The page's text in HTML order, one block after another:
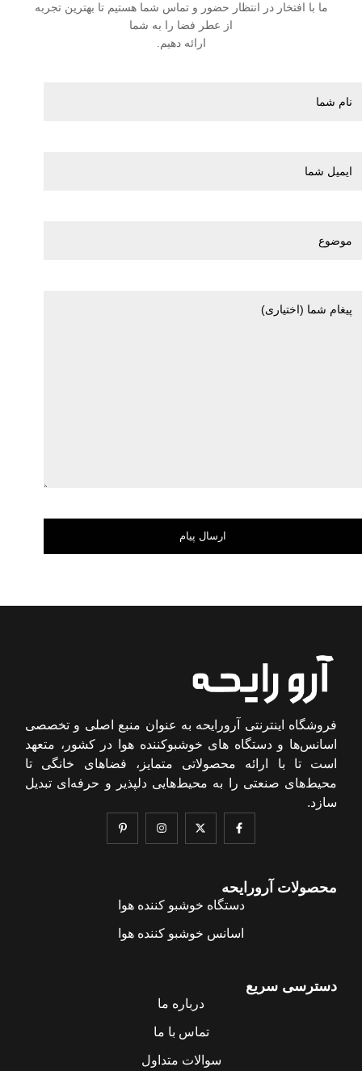
ما با افتخار در انتظار حضور و تماس شما هستیم تا بهترین تجربه
از عطر فضا را به شما
ارائه دهیم.
فروشگاه اینترنتی آرورایحه به عنوان منبع اصلی و تخصصی
اسانس‌ها و دستگاه های خوشبوکننده هوا در کشور، متعهد
است تا با ارائه محصولاتی متمایز، فضاهای خانگی تا
محیط‌های صنعتی را به محیط‌هایی دلپذیر و حرفه‌ای تبدیل
سازد.
محصولات آرورایحه
دستگاه خوشبو کننده هوا
اسانس خوشبو کننده هوا
دسترسی سریع
درباره ما
تماس با ما
سوالات متداول